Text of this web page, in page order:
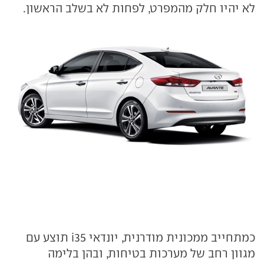
לא יהיו חלק מהמפרט, לפחות לא בשלב הראשון.
כמתחייב ממכונית מודרנית, יונדאי i35 תוצע עם
מגוון רחב של מערכות בטיחות, ובהן בלימה